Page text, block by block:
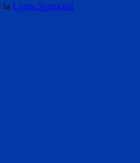
la Login Spaggiari